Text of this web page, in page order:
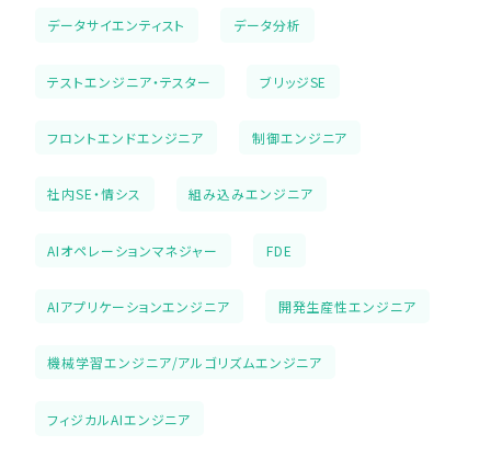
データサイエンティスト データ分析
テストエンジニア・テスター ブリッジSE
フロントエンドエンジニア 制御エンジニア
社内SE・情シス 組み込みエンジニア
AIオペレーションマネジャー FDE
AIアプリケーションエンジニア 開発生産性エンジニア
機械学習エンジニア/アルゴリズムエンジニア
フィジカルAIエンジニア